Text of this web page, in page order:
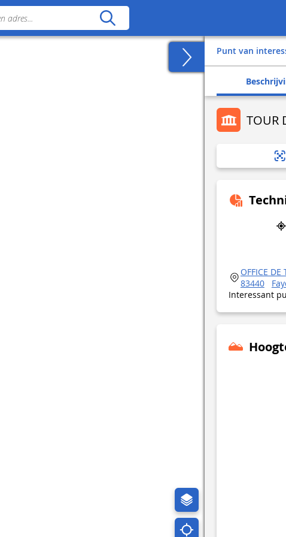
Punt van
TOUR
OFFICE
83440
Interessant